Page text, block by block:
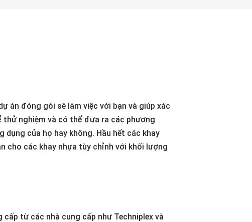
án đóng gói sẽ làm việc với bạn và giúp xác
thử nghiệm và có thể đưa ra các phương
dụng của họ hay không. Hầu hết các khay
cho các khay nhựa tùy chỉnh với khối lượng
cấp từ các nhà cung cấp như Techniplex và